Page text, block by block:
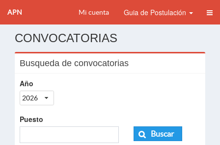
APN Mi cuenta Guia de Postulación
CONVOCATORIAS
Busqueda de convocatorias
Año
2026
Puesto
Buscar